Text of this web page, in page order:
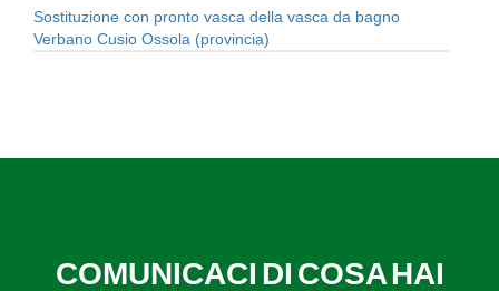
Sostituzione con pronto vasca della vasca da bagno
Verbano Cusio Ossola (provincia)
COMUNICACI DI COSA HAI